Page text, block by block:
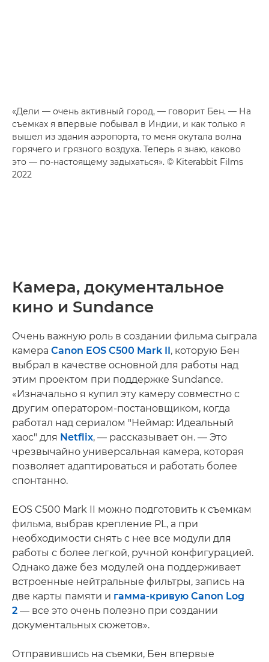
«Дели — очень активный город, — говорит Бен. — На
съемках я впервые побывал в Индии, и как только я
вышел из здания аэропорта, то меня окутала волна
горячего и грязного воздуха. Теперь я знаю, каково
это — по-настоящему задыхаться». © Kiterabbit Films
2022
Камера, документальное
кино и Sundance
Очень важную роль в создании фильма сыграла
камера Canon EOS C500 Mark II , которую Бен
выбрал в качестве основной для работы над
этим проектом при поддержке Sundance.
«Изначально я купил эту камеру совместно с
другим оператором-постановщиком, когда
работал над сериалом "Неймар: Идеальный
хаос" для Netflix, — рассказывает он. — Это
чрезвычайно универсальная камера, которая
позволяет адаптироваться и работать более
спонтанно.
EOS C500 Mark II можно подготовить к съемкам
фильма, выбрав крепление PL, а при
необходимости снять с нее все модули для
работы с более легкой, ручной конфигурацией.
Однако даже без модулей она поддерживает
встроенные нейтральные фильтры, запись на
две карты памяти и гамма-кривую Canon Log
2 — все это очень полезно при создании
документальных сюжетов».
Отправившись на съемки, Бен впервые